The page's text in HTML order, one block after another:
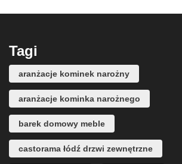
Tagi
aranżacje kominek narożny
aranżacje kominka narożnego
barek domowy meble
castorama łódź drzwi zewnętrzne